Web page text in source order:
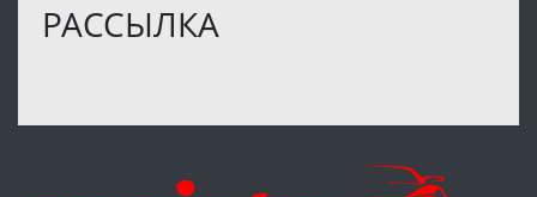
РАССЫЛКА